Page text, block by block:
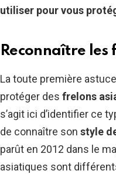
utiliser pour vous
Reconnaître les
La toute première
protéger des frelons
s’agit ici d’identifier ce
de connaître son style
parût en 2012 dans le
asiatiques sont